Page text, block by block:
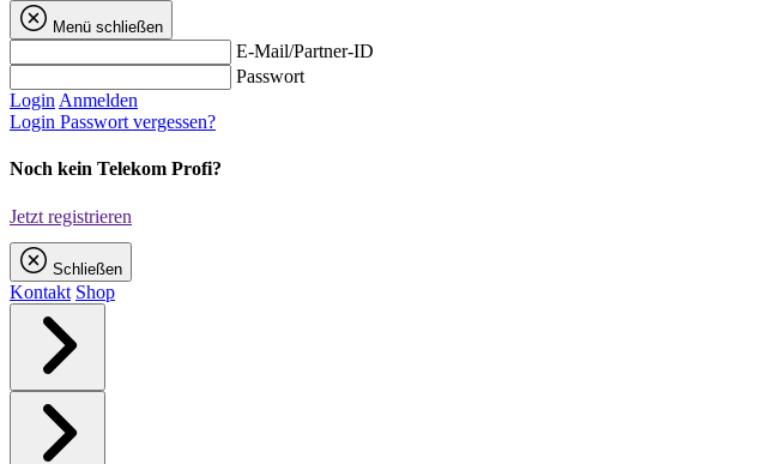
Menü schließen
E-Mail/Partner-ID
Passwort
Login Anmelden
Login Passwort vergessen?
Noch kein Telekom Profi?
Jetzt registrieren
Schließen
Kontakt Shop